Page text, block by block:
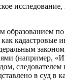
(например,
в суд в